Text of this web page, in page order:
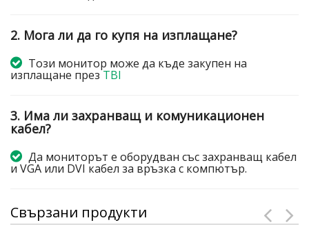
2. Мога ли да го купя на изплащане?
Този монитор може да къде закупен на
изплащане презTBI
3. Има ли захранващ и комуникационен
кабел?
Да мониторът е оборудван със захранващ кабел
и VGA или DVI кабел за връзка с компютър.
Свързани продукти